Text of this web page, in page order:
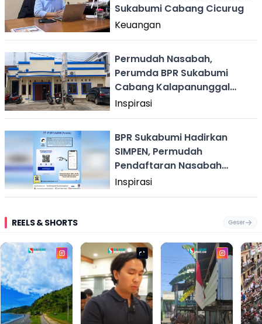
Sukabumi Cabang Cicurug
Keuangan
Permudah Nasabah,
Perumda BPR Sukabumi
Cabang Kalapanunggal
Sosialisasikan SIMPEN
Inspirasi
BPR Sukabumi Hadirkan
SIMPEN, Permudah
Pendaftaran Nasabah
Secara Online
Inspirasi
REELS & SHORTS Geser